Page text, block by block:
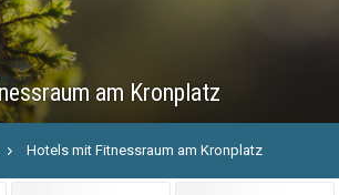
am Kronplatz
Hotels mit Fitnessraum am Kronplatz